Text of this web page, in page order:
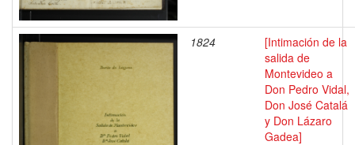
1824
[Intimación de la
salida de
Montevideo a
Don Pedro Vidal,
Don José Catalá
y Don Lázaro
Gadea]